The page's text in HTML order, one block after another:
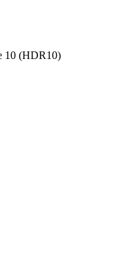
10 (HDR10)